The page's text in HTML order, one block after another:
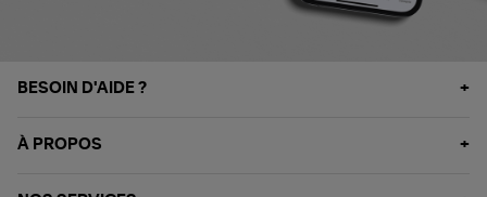
BESOIN D'AIDE ?
À PROPOS